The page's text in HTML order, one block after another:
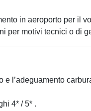
in aeroporto per il
per motivi tecnici o di
l’adeguamento
4* / 5* .